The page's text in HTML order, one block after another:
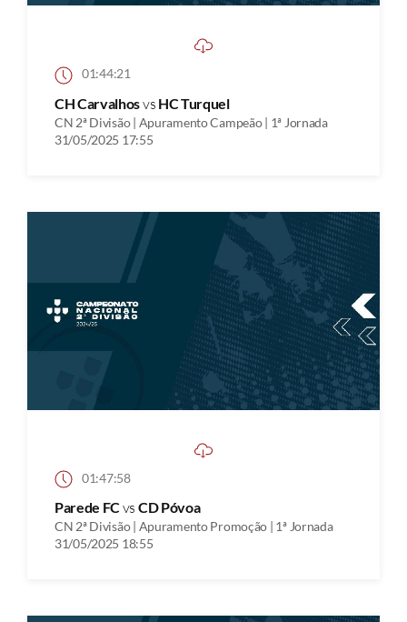
01:44:21
CH Carvalhosvs HC Turquel
CN 2ª Divisão | Apuramento Campeão | 1ª Jornada
31/05/2025 17:55
01:47:58
Parede FCvs CD Póvoa
CN 2ª Divisão | Apuramento Promoção | 1ª Jornada
31/05/2025 18:55